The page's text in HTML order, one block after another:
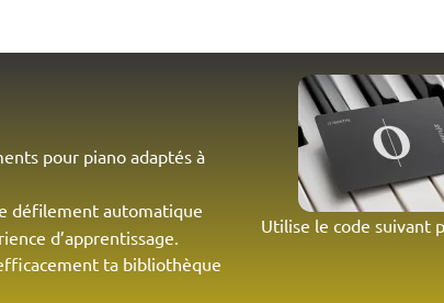
pour piano adaptés à
défilement automatique
d’apprentissage.
ta bibliothèque
Utilise le code suivant